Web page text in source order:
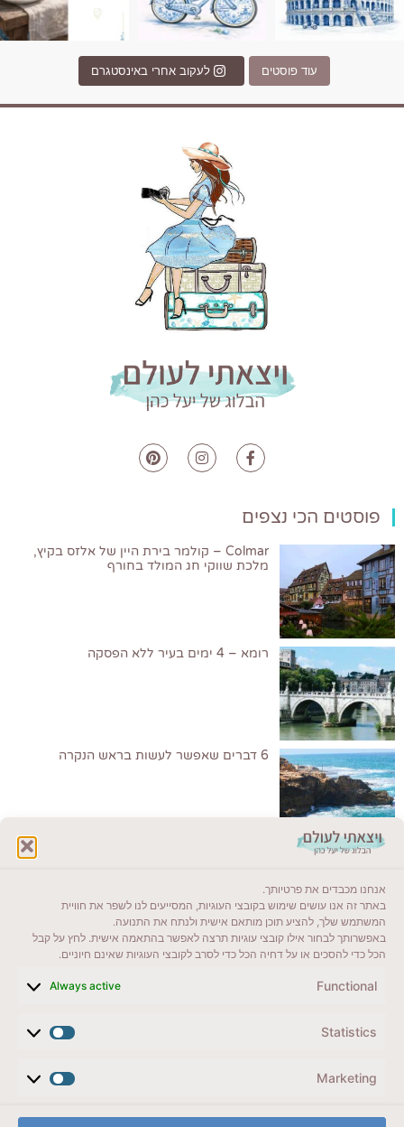
אנחנו מכבדים את פרטיותך.
באתר זה אנו עושים שימוש בקובצי העוגיות, המסייעים לנו לשפר את חוויית
המשתמש שלך, להציע תוכן מותאם אישית ולנתח את התנועה.
באפשרותך לבחור אילו קובצי עוגיות תרצה לאפשר בהתאמה אישית. לחץ על קבל
הכל כדי להסכים או על דחיה הכל כדי לסרב לקובצי העוגיות שאינם חיוניים.
Functional
Always active
Statistics
Marketing
עוד פוסטים לעקוב אחרי באינסטגרם
פוסטים הכי נצפים
Colmar – קולמר בירת היין של אלזס בקיץ,
מלכת שווקי חג המולד בחורף
רומא – 4 ימים בעיר ללא הפסקה
6 דברים שאפשר לעשות בראש הנקרה
ייעדים מומלצים
מדריכים ועזרים
לשליחת הודעת וואטסאפ
veyatsati.laolam@gmail.com